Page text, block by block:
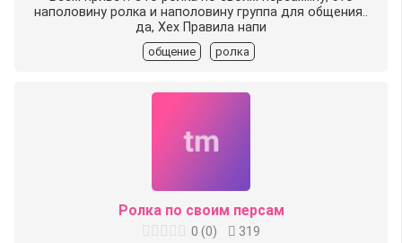
наполовину ролка и наполовину группа для общения..
да, Хех Правила напи
общение ролка
Ролка по своим персам
0 (0)
319